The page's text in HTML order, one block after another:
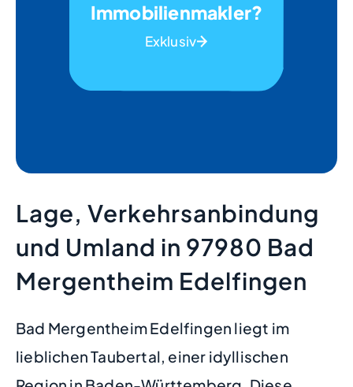
Immobilienmakler?
Exklusiv
Lage, Verkehrsanbindung
und Umland in 97980 Bad
Mergentheim Edelfingen
Bad Mergentheim Edelfingen liegt im
lieblichen Taubertal, einer idyllischen